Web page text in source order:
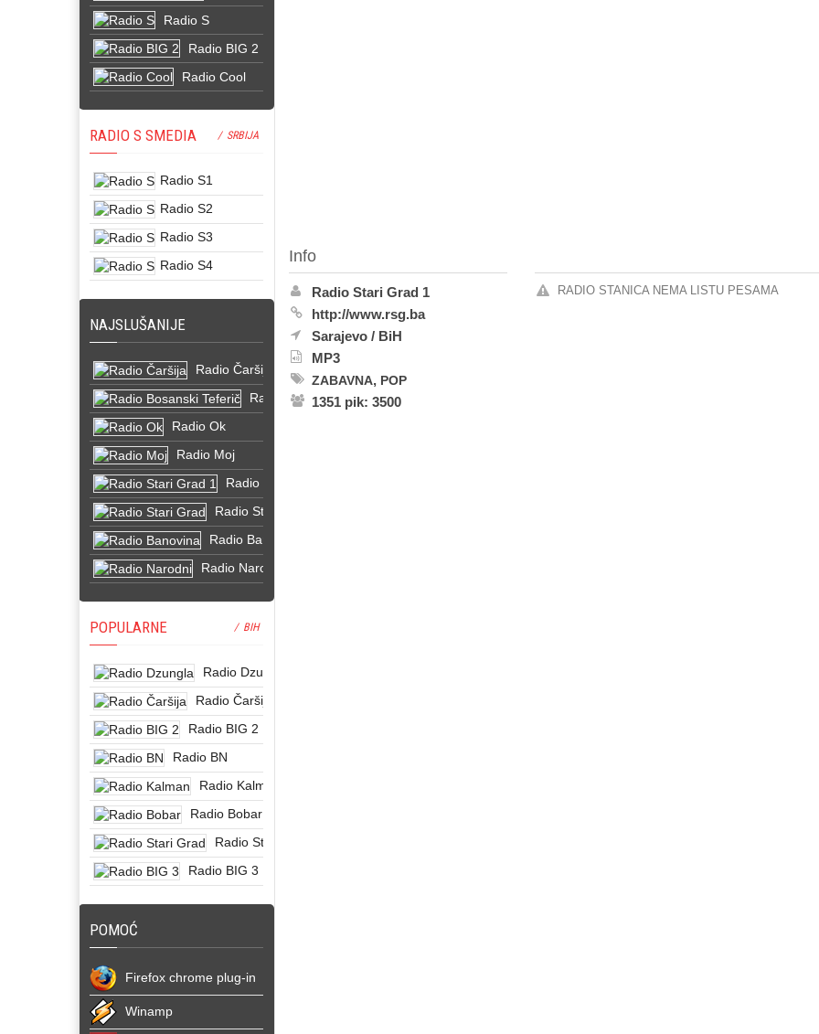
Radio S
Radio BIG 2
Radio Cool
RADIO S SMEDIA / SRBIJA
Radio S1
Radio S2
Radio S3
Radio S4
NAJSLUŠANIJE
Radio Čaršija
Radio Bosanski Teferič
Radio Ok
Radio Moj
Radio Stari Grad 1
Radio Stari Grad
Radio Banovina
Radio Narodni
POPULARNE / BIH
Radio Dzungla
Radio Čaršija
Radio BIG 2
Radio BN
Radio Kalman
Radio Bobar
Radio Stari Grad
Radio BIG 3
POMOĆ
Firefox chrome plug-in
Winamp
Info
Radio Stari Grad 1
http://www.rsg.ba
Sarajevo / BiH
MP3
ZABAVNA, POP
1351 pik: 3500
RADIO STANICA NEMA LISTU PESAMA